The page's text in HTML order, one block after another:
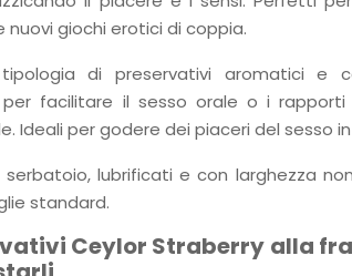
nuovi giochi erotici di coppia.
di preservativi aromatici e
facilitare il sesso orale o i rapporti
Ideali per godere dei piaceri del sesso
lubrificati e con larghezza
standard.
Ceylor Straberry alla